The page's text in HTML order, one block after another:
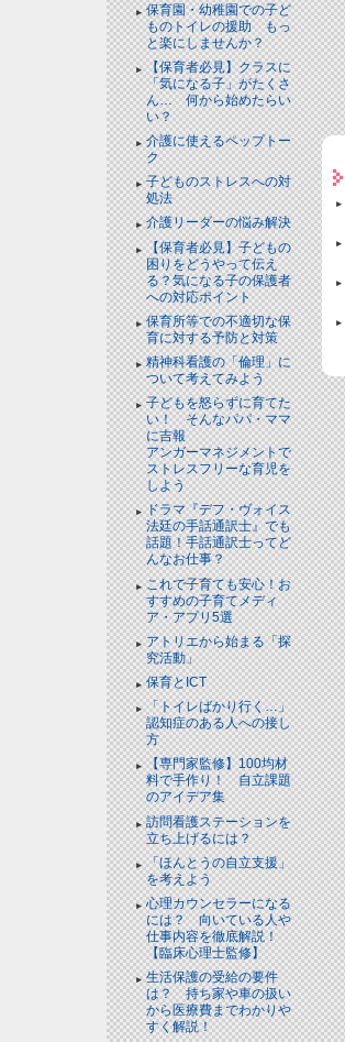
保育園・幼稚園での子ど
ものトイレの援助 もっ
と楽にしませんか？
【保育者必見】クラスに
「気になる子」がたくさ
ん… 何から始めたらい
い？
介護に使えるペップトー
ク
子どものストレスへの対
処法
介護リーダーの悩み解決
【保育者必見】子どもの
困りをどうやって伝え
る？気になる子の保護者
への対応ポイント
保育所等での不適切な保
育に対する予防と対策
精神科看護の「倫理」に
ついて考えてみよう
子どもを怒らずに育てた
い！ そんなパパ・ママ
に吉報
アンガーマネジメントで
ストレスフリーな育児を
しよう
ドラマ『デフ・ヴォイス
法廷の手話通訳士』でも
話題！手話通訳士ってど
んなお仕事？
これで子育ても安心！お
すすめの子育てメディ
ア・アプリ5選
アトリエから始まる「探
究活動」
保育とICT
「トイレばかり行く…」
認知症のある人への接し
方
【専門家監修】100均材
料で手作り！ 自立課題
のアイデア集
訪問看護ステーションを
立ち上げるには？
「ほんとうの自立支援」
を考えよう
心理カウンセラーになる
には？ 向いている人や
仕事内容を徹底解説！
【臨床心理士監修】
生活保護の受給の要件
は？ 持ち家や車の扱い
から医療費までわかりや
すく解説！